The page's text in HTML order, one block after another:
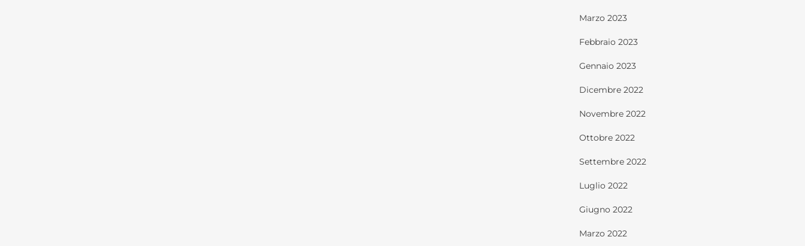
Marzo 2023
Febbraio 2023
Gennaio 2023
Dicembre 2022
Novembre 2022
Ottobre 2022
Settembre 2022
Luglio 2022
Giugno 2022
Marzo 2022